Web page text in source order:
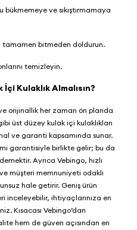
ve sıkıştırmamaya
tamamen bitmeden doldurun.
temizleyin.
Kulaklık Almalısın?
orijinallik her zaman ön planda
üst düzey kulak içi kulaklıkları
ve garanti kapsamında sunar.
garantisiyle birlikte gelir; bu da
Ayrıca Vebingo, hızlı
müşteri memnuniyeti odaklı
hale getirir. Geniş ürün
inceleyebilir, ihtiyaçlarınıza en
Kısacası Vebingo’dan
hem de güven açısından en